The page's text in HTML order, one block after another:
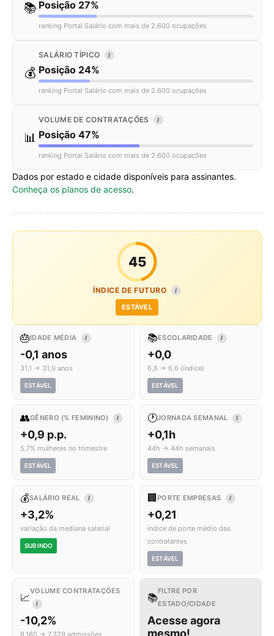
📚 Posição 27%
ranking Portal Salário com mais de 2.600 ocupações
💰
SALÁRIO TÍPICO I
Posição 24%
ranking Portal Salário com mais de 2.600 ocupações
📊
VOLUME DE CONTRATAÇÕES I
Posição 47%
ranking Portal Salário com mais de 2.600 ocupações
Dados por estado e cidade disponíveis para assinantes.
Conheça os planos de acesso.
45
ÍNDICE DE FUTURO I
ESTÁVEL
🎂IDADE MÉDIA I
-0,1 anos
31,1 → 31,0 anos
ESTÁVEL
📚ESCOLARIDADE I
+0,0
6,6 → 6,6 (índice)
ESTÁVEL
👥GÊNERO (% FEMININO) I
+0,9 p.p.
5,7% mulheres no trimestre
ESTÁVEL
🕐JORNADA SEMANAL I
+0,1h
44h → 44h semanais
ESTÁVEL
💰SALÁRIO REAL I
+3,2%
variação da mediana salarial
SUBINDO
🏢 PORTE EMPRESAS I
+0,21
índice de porte médio das
contratantes
ESTÁVEL
📈
VOLUME CONTRATAÇÕES
I
-10,2%
8.160 → 7.329 admissões
📚
FILTRE POR
ESTADO/CIDADE
Acesse agora
mesmo!